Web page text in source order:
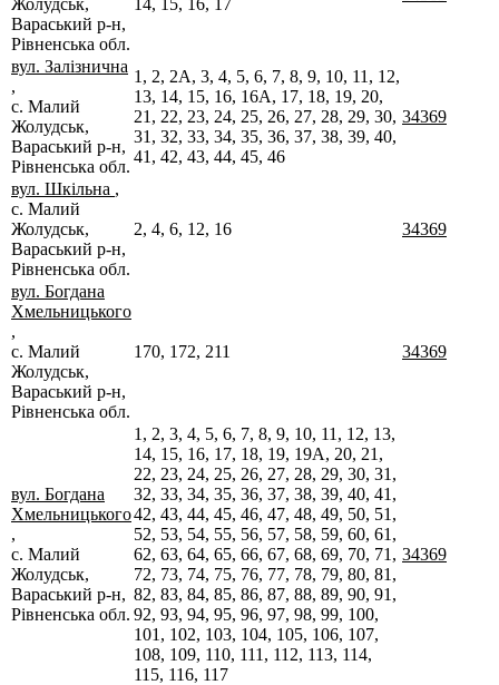
Вараський р-н,
Рівненська обл.
вул. Залізнична
,
с. Малий
Жолудськ,
Вараський р-н,
Рівненська обл.
1, 2, 2А, 3, 4, 5, 6, 7, 8, 9, 10, 11, 12,
13, 14, 15, 16, 16А, 17, 18, 19, 20,
21, 22, 23, 24, 25, 26, 27, 28, 29, 30,
31, 32, 33, 34, 35, 36, 37, 38, 39, 40,
41, 42, 43, 44, 45, 46
34369
вул. Шкільна ,
с. Малий
Жолудськ,
Вараський р-н,
Рівненська обл.
2, 4, 6, 12, 16 34369
вул. Богдана
Хмельницького
,
с. Малий
Жолудськ,
Вараський р-н,
Рівненська обл.
170, 172, 211 34369
вул. Богдана
Хмельницького
,
с. Малий
Жолудськ,
Вараський р-н,
Рівненська обл.
1, 2, 3, 4, 5, 6, 7, 8, 9, 10, 11, 12, 13,
14, 15, 16, 17, 18, 19, 19А, 20, 21,
22, 23, 24, 25, 26, 27, 28, 29, 30, 31,
32, 33, 34, 35, 36, 37, 38, 39, 40, 41,
42, 43, 44, 45, 46, 47, 48, 49, 50, 51,
52, 53, 54, 55, 56, 57, 58, 59, 60, 61,
62, 63, 64, 65, 66, 67, 68, 69, 70, 71,
72, 73, 74, 75, 76, 77, 78, 79, 80, 81,
82, 83, 84, 85, 86, 87, 88, 89, 90, 91,
92, 93, 94, 95, 96, 97, 98, 99, 100,
101, 102, 103, 104, 105, 106, 107,
108, 109, 110, 111, 112, 113, 114,
115, 116, 117
34369